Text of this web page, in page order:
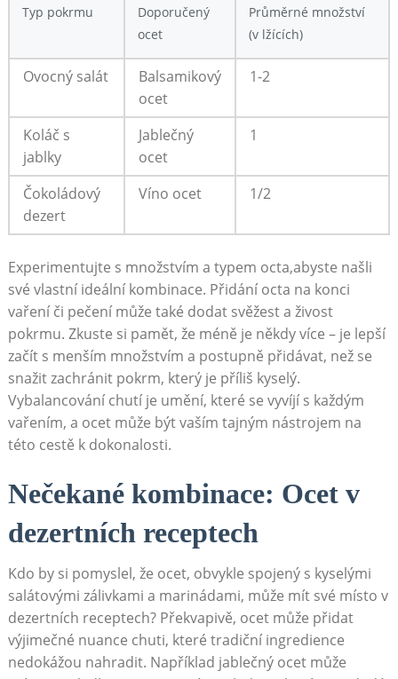
Typ pokrmu
Doporučený
ocet
Průměrné⁣ množství
⁤(v​ lžících)
Ovocný salát
Balsamikový‍
ocet
1-2
Koláč⁢ s
jablky
Jablečný‌
ocet
1
Čokoládový
‌dezert
Víno ocet 1/2
Experimentujte s množstvím a typem octa,abyste našli
své vlastní ideální kombinace. Přidání octa​ na konci
vaření či pečení může⁣ také dodat svěžest ⁢a živost
pokrmu. Zkuste ⁣si‌ pamět, že méně je někdy⁤ více – je lepší
začít s menším množstvím a postupně přidávat, než se
snažit zachránit‍ pokrm, který je ​příliš kyselý.⁤
Vybalancování chutí je ‍umění, které se ‍vyvíjí s každým
‌vařením, a ocet může být vaším tajným ⁤nástrojem na
této cestě k dokonalosti.
Nečekané ​kombinace: Ocet v
dezertních ⁤receptech
Kdo by si pomyslel, že ocet, obvykle spojený s kyselými
salátovými​ zálivkami‌ a marinádami, může mít⁤ své místo‍ v
dezertních receptech?⁣ Překvapivě, ocet může přidat
výjimečné nuance chuti, které tradiční⁢ ingredience
nedokážou nahradit. ⁢Například jablečný ⁢ocet může